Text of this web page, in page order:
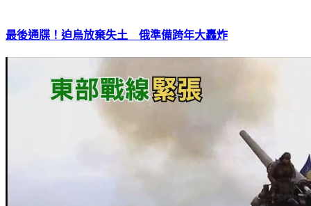
最後通牒！迫烏放棄失土 俄準備跨年大轟炸